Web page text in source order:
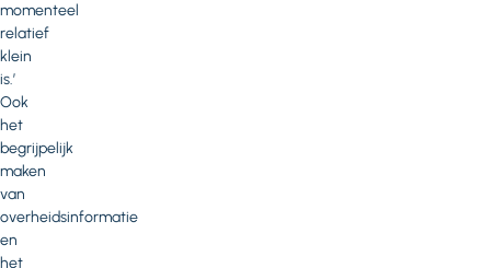
momenteel
relatief
klein
is.’
Ook
het
begrijpelijk
maken
van
overheidsinformatie
en
het